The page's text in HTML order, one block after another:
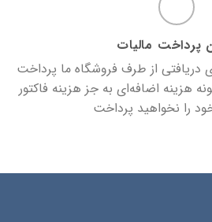
پرداخت مالیات
از طرف فروشگاه ما پرداخت
هزینه اضافه‌ای به جز هزینه فاکتور